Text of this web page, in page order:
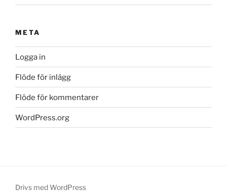
META
Logga in
Flöde för inlägg
Flöde för kommentarer
WordPress.org
Drivs med WordPress